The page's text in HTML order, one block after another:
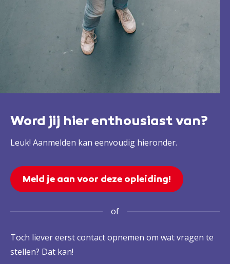
Word jij hier enthousiast van?
Leuk! Aanmelden kan eenvoudig hieronder.
Meld je aan voor deze opleiding!
of
Toch liever eerst contact opnemen om wat vragen te
stellen? Dat kan!